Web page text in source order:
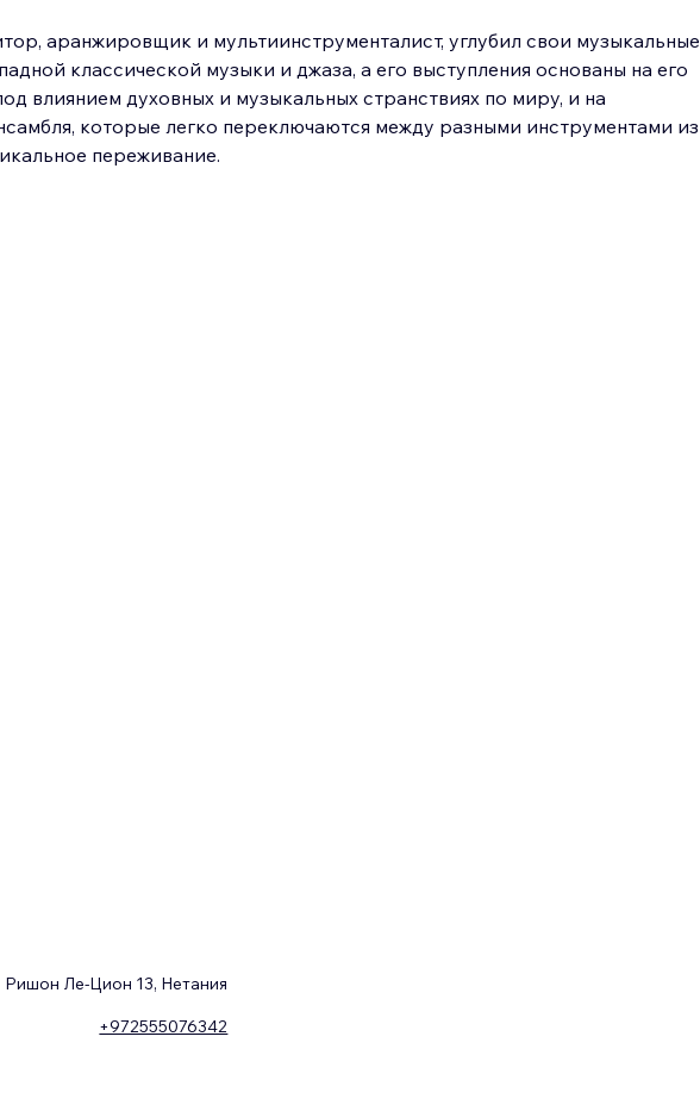
аранжировщик и мультиинструменталист, углубил свои музыкальные
классической музыки и джаза, а его выступления основаны на его
влиянием духовных и музыкальных странствиях по миру, и на
которые легко переключаются между разными инструментами из
переживание.
Ришон Ле-Цион 13, Нетания
+972555076342